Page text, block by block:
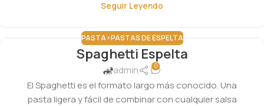
Seguir Leyendo
PASTA>PASTAS DE ESPELTA
Spaghetti Espelta
admin 0
El Spaghetti es el formato largo más conocido. Una
pasta ligera y fácil de combinar con cualquier salsa